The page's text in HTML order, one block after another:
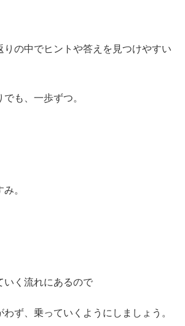
りの中でヒントや答えを見つけやすい
も、一歩ずつ。
。
いく流れにあるので
ず、乗っていくようにしましょう。